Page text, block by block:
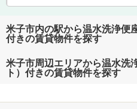
米子市内の駅から温水洗浄便
付きの賃貸物件を探す
米子市周辺エリアから温水洗
ト）付きの賃貸物件を探す